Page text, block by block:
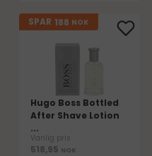
SPAR 188 NOK
Hugo Boss Bottled
After Shave Lotion
...
Vanlig pris
518,95 NOK